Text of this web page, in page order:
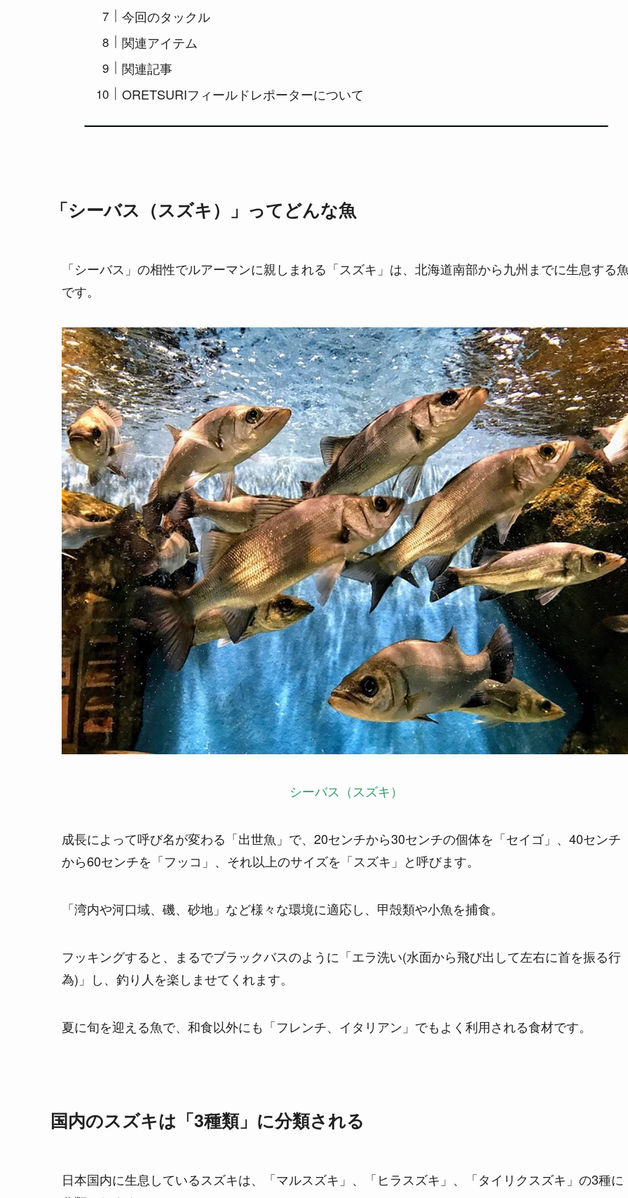
今回のタックル
関連アイテム
関連記事
ORETSURIフィールドレポーターについて
「シーバス（スズキ）」ってどんな魚
「シーバス」の相性でルアーマンに親しまれる「スズキ」は、北海道南部から九州までに生息する
です。
シーバス（スズキ）
成長によって呼び名が変わる「出世魚」で、20センチから30センチの個体を「セイゴ」、40センチ
から60センチを「フッコ」、それ以上のサイズを「スズキ」と呼びます。
「湾内や河口域、磯、砂地」など様々な環境に適応し、甲殻類や小魚を捕食。
フッキングすると、まるでブラックバスのように「エラ洗い(水面から飛び出して左右に首を振る行
為)」し、釣り人を楽しませてくれます。
夏に旬を迎える魚で、和食以外にも「フレンチ、イタリアン」でもよく利用される食材です。
国内のスズキは「3種類」に分類される
日本国内に生息しているスズキは、「マルスズキ」、「ヒラスズキ」、「タイリクスズキ」の3種に